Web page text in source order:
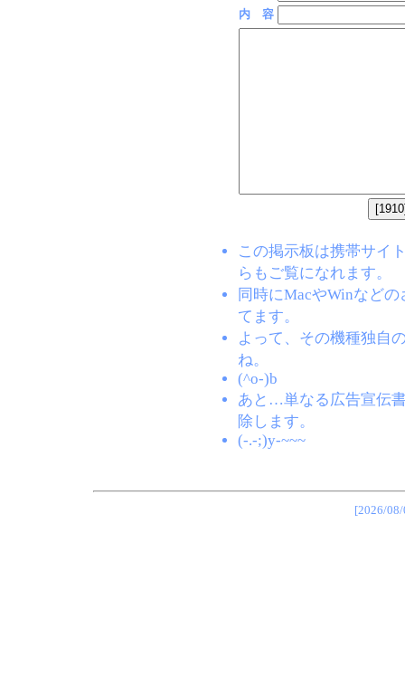
内 容
この掲示板は携帯サイ
らもご覧になれます。
同時にMacやWinなど
てます。
よって、その機種独自
ね。
(^o-)b
あと…単なる広告宣伝
除します。
(-.-;)y-~~~
[2026/